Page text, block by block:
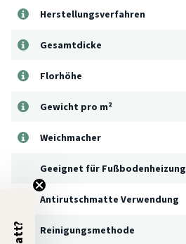
Herstellungsverfahren
Gesamtdicke
Florhöhe
Gewicht pro m²
Weichmacher
Geeignet für Fußbodenheizung
Antirutschmatte Verwendung
Reinigungsmethode